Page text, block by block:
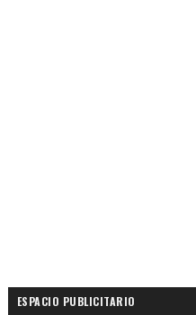
ESPACIO PUBLICITARIO